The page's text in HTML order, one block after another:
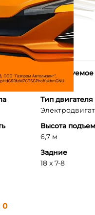
Используемое
Электро
Тип двигателя
Высота
6,7 м
Задние
18 x 7-8
0